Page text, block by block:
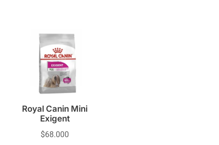
Royal Canin Mini
Exigent
$68.000